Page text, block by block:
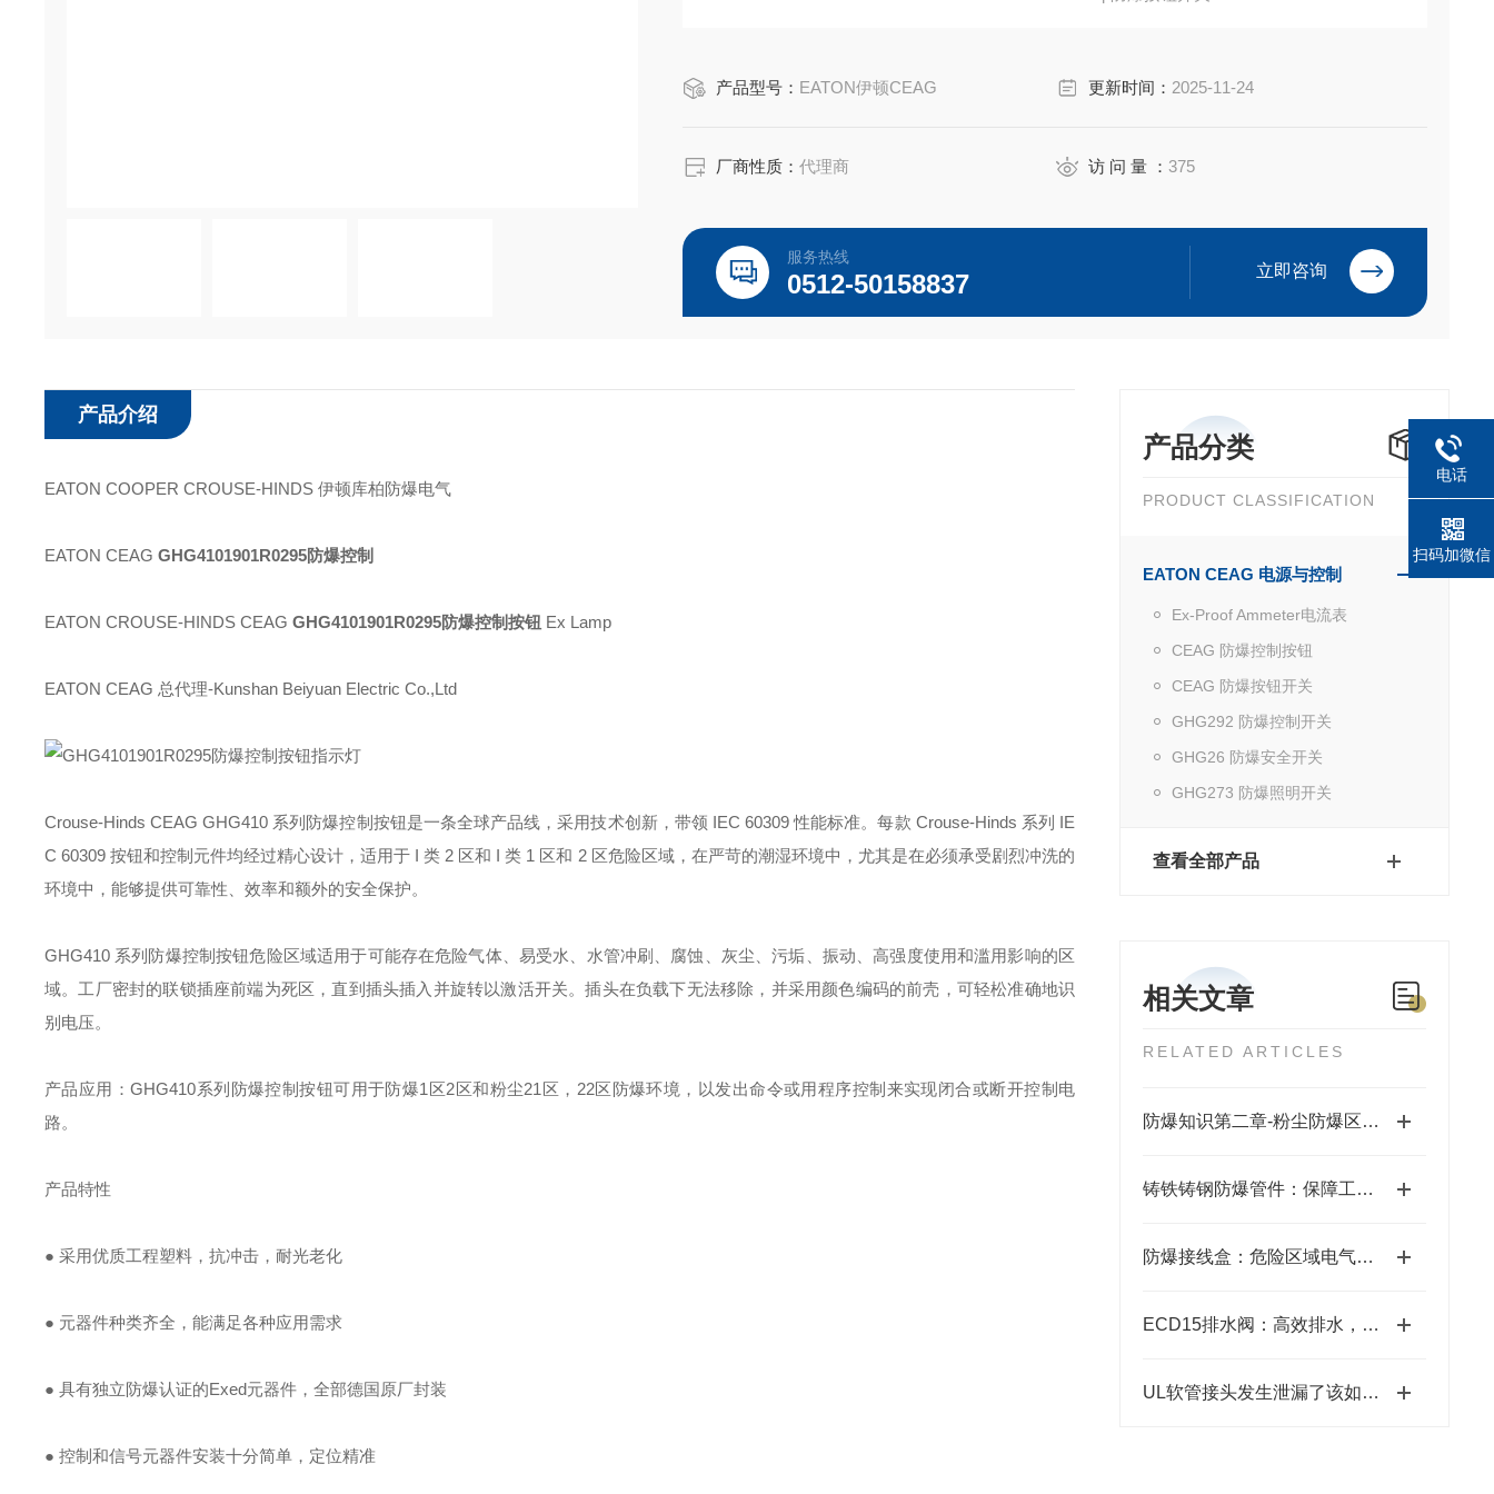
产品型号： EATON伊顿CEAG 更新时间： 2025-11-24
厂商性质：代理商 访 问 量 ：375
服务热线
0512-50158837 立即咨询
产品分类
PRODUCT CLASSIFICATION
EATON CEAG 电源与控制
Ex-Proof Ammeter电流表
CEAG 防爆控制按钮
CEAG 防爆按钮开关
GHG292 防爆控制开关
GHG26 防爆安全开关
GHG273 防爆照明开关
查看全部产品
相关文章
RELATED ARTICLES
防爆知识第二章-粉尘防爆区域划分
铸铁铸钢防爆管件：保障工业安全的关键组件
防爆接线盒：危险区域电气连接的安全屏障
ECD15排水阀：高效排水，畅行无阻
UL软管接头发生泄漏了该如何补救？
产品介绍
EATON COOPER CROUSE-HINDS 伊顿库柏防爆电气
EATON CEAG GHG4101901R0295防爆控制
EATON CROUSE-HINDS CEAG GHG4101901R0295防爆控制按钮 Ex Lamp
EATON CEAG 总代理-Kunshan Beiyuan Electric Co.,Ltd
Crouse-Hinds CEAG GHG410 系列防爆控制按钮是一条全球产品线，采用技术创新，带领 IEC 60309 性能标准。每款 Crouse-Hinds 系列 IE
C 60309 按钮和控制元件均经过精心设计，适用于 I 类 2 区和 I 类 1 区和 2 区危险区域，在严苛的潮湿环境中，尤其是在必须承受剧烈冲洗的
环境中，能够提供可靠性、效率和额外的安全保护。
GHG410 系列防爆控制按钮危险区域适用于可能存在危险气体、易受水、水管冲刷、腐蚀、灰尘、污垢、振动、高强度使用和滥用影响的区
域。工厂密封的联锁插座前端为死区，直到插头插入并旋转以激活开关。插头在负载下无法移除，并采用颜色编码的前壳，可轻松准确地识
别电压。
产品应用：GHG410系列防爆控制按钮可用于防爆1区2区和粉尘21区，22区防爆环境，以发出命令或用程序控制来实现闭合或断开控制电
路。
产品特性
● 采用优质工程塑料，抗冲击，耐光老化
● 元器件种类齐全，能满足各种应用需求
● 具有独立防爆认证的Exed元器件，全部德国原厂封装
● 控制和信号元器件安装十分简单，定位精准
电话
扫码加微信